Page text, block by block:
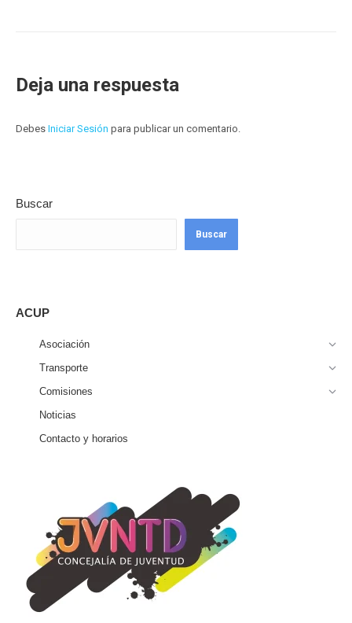
Deja una respuesta
Debes Iniciar Sesión para publicar un comentario.
Buscar
Buscar
ACUP
Asociación
Transporte
Comisiones
Noticias
Contacto y horarios